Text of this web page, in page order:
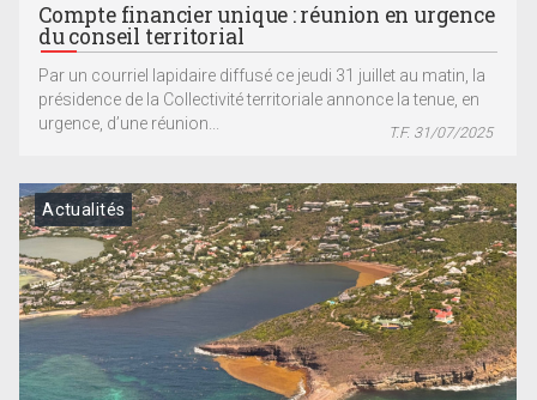
Compte financier unique : réunion en urgence
du conseil territorial
Par un courriel lapidaire diffusé ce jeudi 31 juillet au matin, la
présidence de la Collectivité territoriale annonce la tenue, en
urgence, d’une réunion...
T.F. 31/07/2025
Actualités